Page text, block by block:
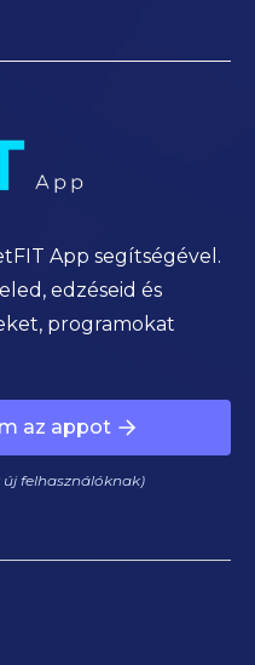
App segítségével.
edzéseid és
programokat
az appot
felhasználóknak)